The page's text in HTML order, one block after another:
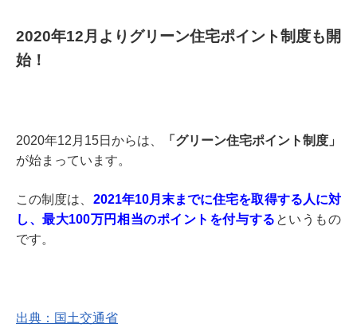
2020年12月よりグリーン住宅ポイント制度も開
始！
2020年12月15日からは、
「グリーン住宅ポイント制度」
が始まっています。
この制度は、 2021年10月末までに住宅を取得する人に対
し、最大100万円相当のポイントを付与する というもの
です。
出典：国土交通省